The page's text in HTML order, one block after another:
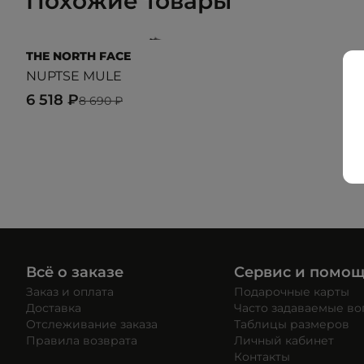
THE NORTH FACE
NUPTSE MULE
8 690 ₽
6 518 ₽
Всё о заказе
Заказ и оплата
Доставка
Отслеживание заказа
Правила возврата
Сервис и
Подарочные карты
Часто задаваемые
Таблицы размеров
Личный кабинет
Контакты